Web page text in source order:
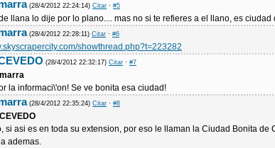
(28/4/2012 22:24:14) Citar · #5
llana lo dije por lo plano.... mas no si te refieres a el llano, es ciudad
(28/4/2012 22:28:11) Citar · #6
showthread.php?t=223282
(28/4/2012 22:32:17) Citar · #7
la informaci\'on! Se ve bonita esa ciudad!
(28/4/2012 22:35:24) Citar · #8
si asi es en toda su extension, por eso le llaman la Ciudad Bonita de
ademas.